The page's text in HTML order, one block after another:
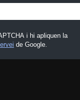
i hi apliquen la
de Google.